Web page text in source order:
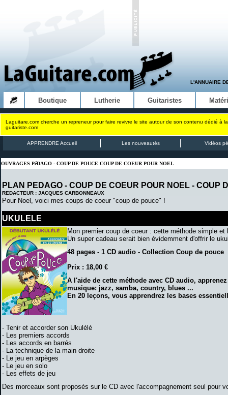
L'ANNUAIRE
Boutique Lutherie Guitaristes
Laguitare.com cherche un repreneur pour faire revivre le site autour de son contenu dédié à
guitariste.com
APPRENDRE Accueil Les nouveautés Vidéos
OUVRAGES PéDAGO - COUP DE POUCE COUP DE COEUR POUR NOEL
PLAN PEDAGO - COUP DE COEUR POUR NOEL - COUP
REDACTEUR : JACQUES CARBONNEAUX
Pour Noel, voici mes coups de coeur "coup de pouce" !
UKULELE
Mon premier coup de coeur : cette méthode simple
Un super cadeau serait bien évidemment d'offrir le
48 pages - 1 CD audio - Collection Coup de pouce
Prix : 18,00 €
A l'aide de cette méthode avec CD audio,
musique: jazz, samba, country, blues ...
En 20 leçons, vous apprendrez les bases
- Tenir et accorder son Ukulélé
- Les premiers accords
- Les accords en barrés
- La technique de la main droite
- Le jeu en arpèges
- Le jeu en solo
- Les effets de jeu
Des morceaux sont proposés sur le CD avec l'accompagnement seul pour